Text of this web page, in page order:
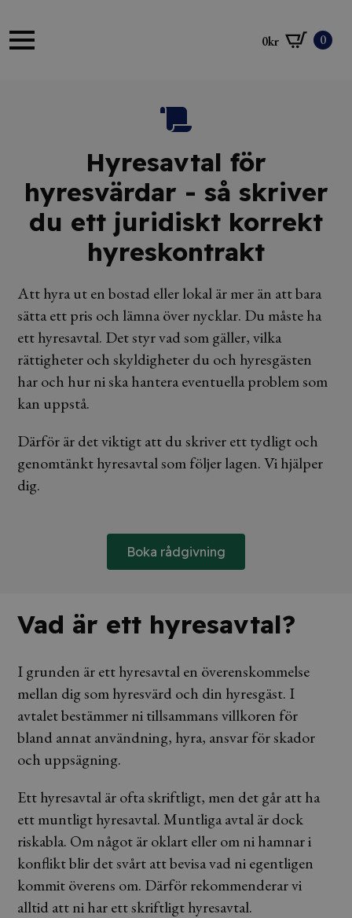
0kr 0
Hyresavtal för
hyresvärdar - så skriver
du ett juridiskt korrekt
hyreskontrakt
Att hyra ut en bostad eller lokal är mer än att bara
sätta ett pris och lämna över nycklar. Du måste ha
ett hyresavtal. Det styr vad som gäller, vilka
rättigheter och skyldigheter du och hyresgästen
har och hur ni ska hantera eventuella problem som
kan uppstå.
Därför är det viktigt att du skriver ett tydligt och
genomtänkt hyresavtal som följer lagen. Vi hjälper
dig.
Boka rådgivning
Vad är ett hyresavtal?
I grunden är ett hyresavtal en överenskommelse
mellan dig som hyresvärd och din hyresgäst. I
avtalet bestämmer ni tillsammans villkoren för
bland annat användning, hyra, ansvar för skador
och uppsägning.
Ett hyresavtal är ofta skriftligt, men det går att ha
ett muntligt hyresavtal. Muntliga avtal är dock
riskabla. Om något är oklart eller om ni hamnar i
konflikt blir det svårt att bevisa vad ni egentligen
kommit överens om. Därför rekommenderar vi
alltid att ni har ett skriftligt hyresavtal.